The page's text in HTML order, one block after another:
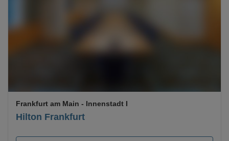
Hilton Frankfurt
Frankfurt am Main - Innenstadt I